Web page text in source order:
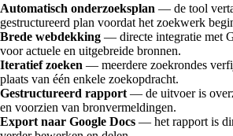
Automatisch onderzoeksplan — de tool
gestructureerd plan voordat het zoekwerk
Brede webdekking — directe integratie met
voor actuele en uitgebreide bronnen.
Iteratief zoeken — meerdere zoekrondes
plaats van één enkele zoekopdracht.
Gestructureerd rapport — de uitvoer is
en voorzien van bronvermeldingen.
Export naar Google Docs — het rapport is